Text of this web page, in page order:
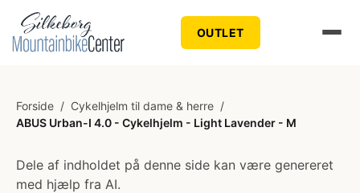
OUTLET
Forside / Cykelhjelm til dame & herre /
ABUS Urban-I 4.0 - Cykelhjelm - Light Lavender - M
Dele af indholdet på denne side kan være genereret
med hjælp fra AI.